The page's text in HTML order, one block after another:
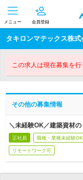
メニュー 会員登録
タキロンマテックス株式
この求人は現在募集を行
その他の募集情報
＼未経験OK／建築資材
正社員 職種・業種未経験OK
リモートワーク可